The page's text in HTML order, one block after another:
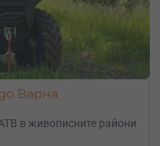
Варна
в живописните райони